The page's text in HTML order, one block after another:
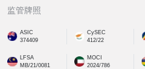
监管牌照
ASIC
374409
CySEC
412/22
LFSA
MB/21/0081
MOCI
2024/786